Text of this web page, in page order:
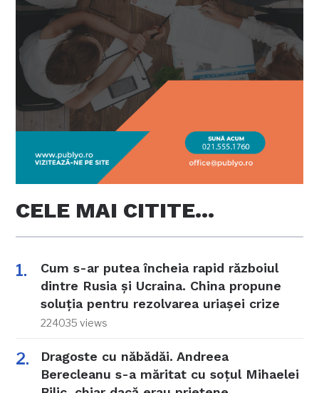
CELE MAI CITITE…
Cum s-ar putea încheia rapid războiul
dintre Rusia și Ucraina. China propune
soluția pentru rezolvarea uriașei crize
224035 views
Dragoste cu năbădăi. Andreea
Berecleanu s-a măritat cu soțul Mihaelei